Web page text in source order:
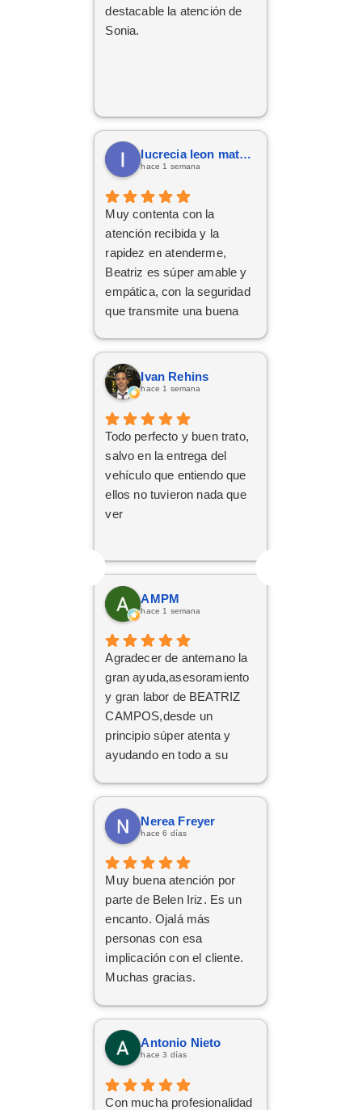
destacable la atención de
Sonia.
lucrecia leon mateos
hace 1 semana
Muy contenta con la
atención recibida y la
rapidez en atenderme,
Beatriz es súper amable y
empática, con la seguridad
que transmite una buena
Gracias x todo.
Ivan Rehins
hace 1 semana
Todo perfecto y buen trato,
salvo en la entrega del
vehículo que entiendo que
ellos no tuvieron nada que
ver
AMPM
hace 1 semana
Agradecer de antemano la
gran ayuda,asesoramiento
y gran labor de BEATRIZ
CAMPOS,desde un
principio súper atenta y
ayudando en todo a su
recomendable,grandes
profesionales
Nerea Freyer
hace 6 días
Muy buena atención por
parte de Belen Iriz. Es un
encanto. Ojalá más
personas con esa
implicación con el cliente.
Muchas gracias.
Antonio Nieto
hace 3 días
Con mucha profesionalidad